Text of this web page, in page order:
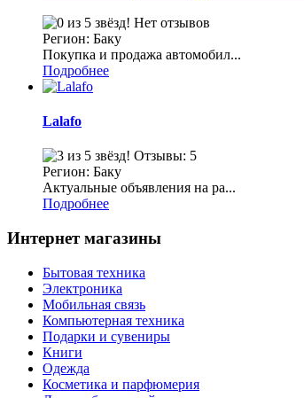
Нет отзывов
Регион: Баку
Покупка и продажа автомобил...
Подробнее
Lalafo
Отзывы: 5
Регион: Баку
Актуальные объявления на ра...
Подробнее
Интернет магазины
Бытовая техника
Электроника
Мобильная связь
Компьютерная техника
Подарки и сувениры
Книги
Одежда
Косметика и парфюмерия